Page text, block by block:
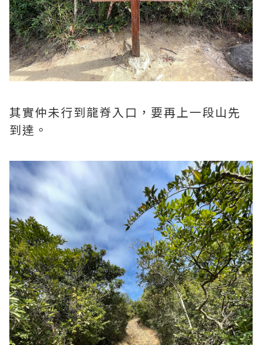
其實仲未行到龍脊入口，要再上一段山先
到達。